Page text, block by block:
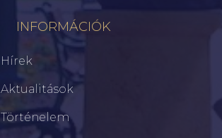
INFORMÁCIÓK
Hírek
Aktualitások
Történelem